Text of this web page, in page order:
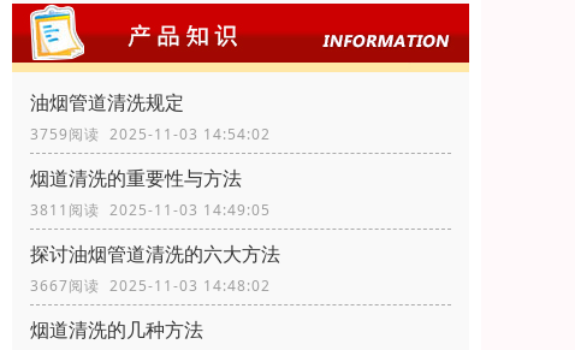
油烟管道清洗规定
3759阅读 2025-11-03 14:54:02
烟道清洗的重要性与方法
3811阅读 2025-11-03 14:49:05
探讨油烟管道清洗的六大方法
3667阅读 2025-11-03 14:48:02
烟道清洗的几种方法